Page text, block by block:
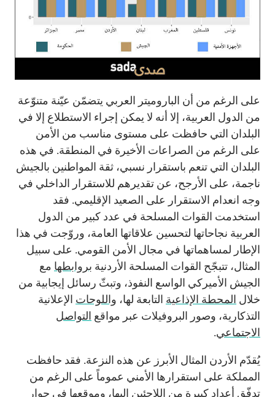
على الرغم من أن الباروميتر العربي يتضمّن عيّنة متنوّعة
من الدول العربية، إلا أنه لا يمكن إجراء الاستطلاع إلا في
البلدان التي حافظت على مستوى مناسب من الأمن
على الرغم من الصراعات الأخيرة في المنطقة. في هذه
البلدان التي تنعم باستقرار نسبي، ثقة المواطنين بالجيش
ناجمة، على الأرجح، عن تقديرهم للاستقرار الداخلي في
وجه انعدام الاستقرار على الصعيد الإقليمي. فقد
استخدمت القوات المسلحة في عدد كبير من الدول
العربية نجاحاتها لتحسين علاقاتها العامة، وروّجت في هذا
الإطار لمساهماتها في مجال الأمن القومي. على سبيل
المثال، تتبجّح القوات المسلحة الأردنية بروابطها مع
الجيش الأميركي الواسع النفوذ، وتبثّ رسائل إيجابية من
خلال المحطة الإذاعية التابعة لها، واللوحات الإعلانية
التذكارية، وصور البروفيلات عبر مواقع التواصل
الاجتماعي.
يُقدّم الأردن المثال الأبرز عن هذه النزعة. فقد حافظت
المملكة على استقرارها الأمني عموماً على الرغم من
تدفّق أعداد كبيرة من اللاجئين إليها، وموقعها في جوار